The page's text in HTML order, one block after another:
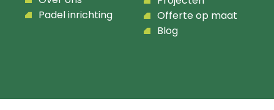
Padel inrichting
Offerte op maat
Blog